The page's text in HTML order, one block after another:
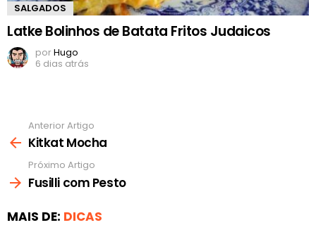
SALGADOS
Latke Bolinhos de Batata Fritos Judaicos
porHugo
6 dias atrás
mais
Anterior Artigo
Kitkat Mocha
Próximo Artigo
Fusilli com Pesto
MAIS DE: DICAS